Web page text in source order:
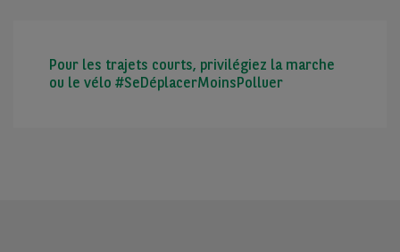
Pour les trajets courts, privilégiez la marche
ou le vélo #SeDéplacerMoinsPolluer